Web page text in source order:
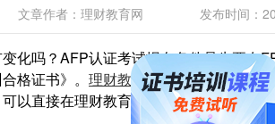
文章作者：理财教育网 发布时间：
化吗？AFP认证考试报名条件是先要在
格证书》。 理财教育网是FPSB China
以直接在理财教育网报名学习。